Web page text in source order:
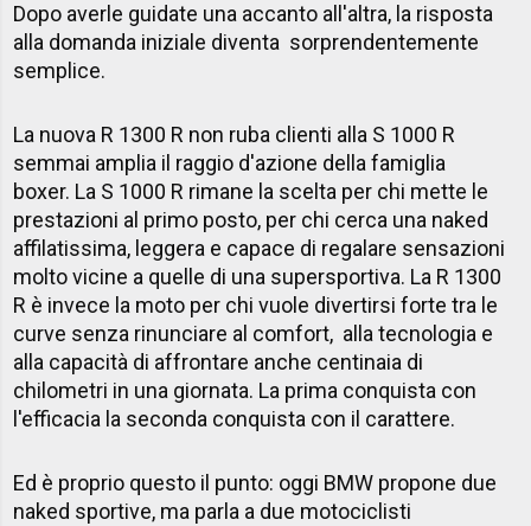
Dopo averle guidate una accanto all'altra, la risposta
alla domanda iniziale diventa sorprendentemente
semplice.
La nuova R 1300 R non ruba clienti alla S 1000 R
semmai amplia il raggio d'azione della famiglia
boxer. La S 1000 R rimane la scelta per chi mette le
prestazioni al primo posto, per chi cerca una naked
affilatissima, leggera e capace di regalare sensazioni
molto vicine a quelle di una supersportiva. La R 1300
R è invece la moto per chi vuole divertirsi forte tra le
curve senza rinunciare al comfort, alla tecnologia e
alla capacità di affrontare anche centinaia di
chilometri in una giornata. La prima conquista con
l'efficacia la seconda conquista con il carattere.
Ed è proprio questo il punto: oggi BMW propone due
naked sportive, ma parla a due motociclisti